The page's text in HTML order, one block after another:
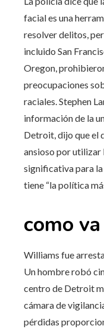
facial es una
resolver delitos,
incluido San
Oregon,
preocupaciones
raciales. Stephen
información de la
Detroit, dijo que el
ansioso por utilizar
significativa para
tiene “la política
como
Williams fue
Un hombre robó
centro de Detroit
cámara de
pérdidas